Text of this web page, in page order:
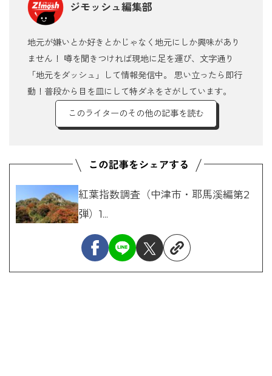
ジモッシュ編集部
地元が嫌いとか好きとかじゃなく地元にしか興味があり
ません！ 噂を聞きつければ現地に足を運び、文字通り
「地元をダッシュ」して情報発信中。 思い立ったら即行
動！普段から目を皿にして特ダネをさがしています。
このライターのその他の記事を読む
紅葉指数調査（中津市・耶馬溪編第2
弾）1...